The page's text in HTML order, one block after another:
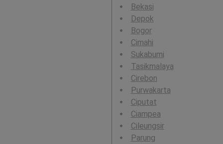
Bekasi
Depok
Bogor
Cimahi
Sukabumi
Tasikmalaya
Cirebon
Purwakarta
Ciputat
Ciampea
Cileungsir
Parung